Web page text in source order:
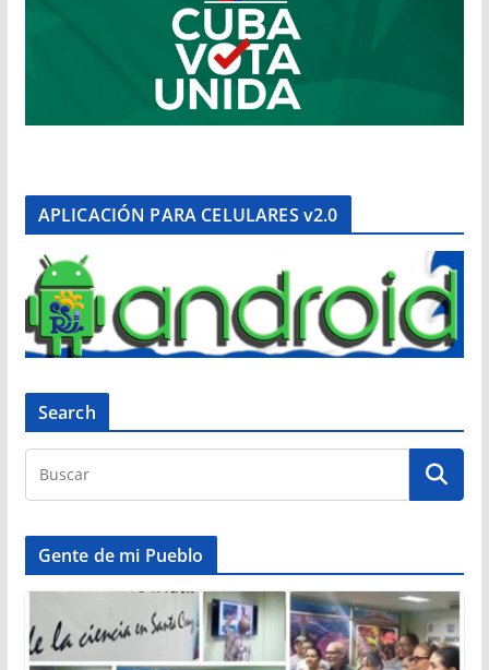
APLICACIÓN PARA CELULARES v2.0
Search
Gente de mi Pueblo